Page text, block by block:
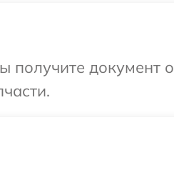
получите документ о